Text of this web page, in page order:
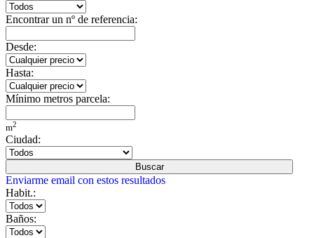
Encontrar un nº de referencia:
Desde:
Hasta:
Mínimo metros parcela:
m2
Ciudad:
Buscar
Enviarme email con estos resultados
Habit.:
Baños: